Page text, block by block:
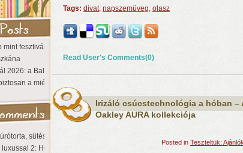
fesztivál, egy városnyi élmény
2026: a Balaton partján a nyár még tart!
a miénk a Sziget!
sütés nélkül
2: Hollandia
Tags: divat, napszemüveg, olasz
Read User's Comments(0)
Irizáló csúcstechnológia a hóban –
Oakley AURA kollekciója
Posted in Teszteltük: